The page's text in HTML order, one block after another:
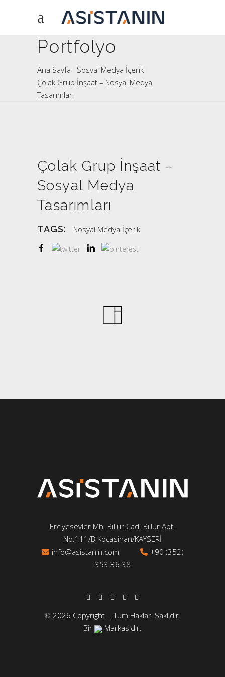
Portfolyo
Ana Sayfa
Sosyal Medya İçerik
Çolak Grup İnşaat – Sosyal Medya
Tasarımları
Çolak Grup İnşaat –
Sosyal Medya
Tasarımları
TAGS: Sosyal Medya İçerik
Erciyesevler Mh. Billur Cad. Billur Apt.
No:111/B Kocasinan/KAYSERİ
info@asistanin.com
+90 (352)
353 36 38
© 2026 Copyright | Tüm Hakları Saklıdır.
Bir
Markasıdır.